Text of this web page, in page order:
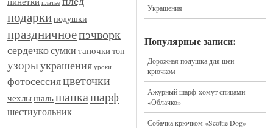
платье
подаркиподушки
праздничноепэчворк
сердечкосумки тапочкитоп
узорыукрашения уроки
фотосессияцветочки
чехлышальшапкашарф
шестиугольник
Украшения
Популярные записи:
Дорожная подушка для шеи
крючком
Ажурный шарф-хомут спицами
«Облачко»
Собачка крючком «Scottie Dog»